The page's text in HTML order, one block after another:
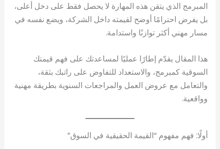
المبرمج الذي يتقن هذه المهارة لا يحصل فقط على دخل أعلى،
بل يفرض احترامًا أوضح لقيمته داخل الشركة، ويضع نفسه في
مسار مهني أكثر توازنًا واستدامة.
هذا المقال يقدّم إطارًا عمليًا لمساعدتك على فهم قيمتك
السوقية كمبرمج، والاستعداد للتفاوض على راتبك بثقة،
والتعامل مع عروض العمل والمراجعات السنوية بطريقة مهنية
وواقعية.
أولًا: فهم مفهوم “القيمة الحقيقية في السوق”